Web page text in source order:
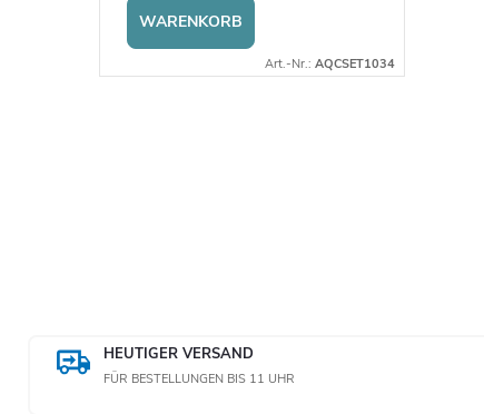
WARENKORB
Art.-Nr.:AQCSET1034
e
r
HEUTIGER VERSAND
FÜR BESTELLUNGEN BIS 11 UHR